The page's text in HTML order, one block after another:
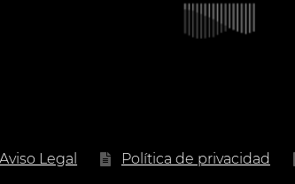
17.90 €
Aviso Legal Política de privacidad